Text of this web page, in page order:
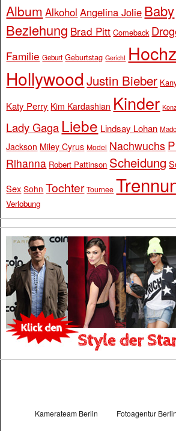
Album Alkohol Angelina Jolie Baby
Beziehung Brad Pitt Comeback
Familie Geburt Geburtstag Gericht
Hollywood Justin Bieber
Katy Perry Kim Kardashian Kinder
Lady Gaga Liebe Lindsay Lohan
Jackson Miley Cyrus Model Nachwuchs
Rihanna Robert Pattinson Scheidung
Sex Sohn Tochter Tournee
Verlobung
Kamerateam Berlin Fotoagentur Berlin